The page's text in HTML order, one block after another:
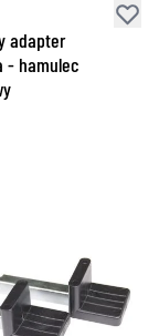
adapter
- hamulec